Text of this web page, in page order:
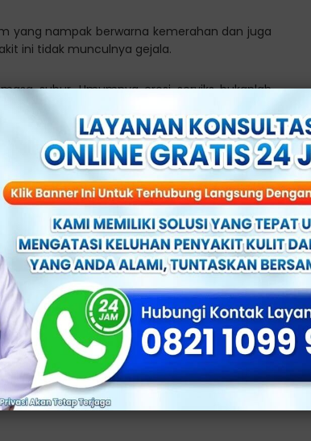
yang nampak berwarna kemerahan dan juga
ini tidak munculnya gejala.
subur. Umumnya erosi serviks bukanlah
juga bukanlah suatu tanda dari penyakit
kemungkinan akan mengalami sedikit
bawah.
Terpercaya
Serviks di